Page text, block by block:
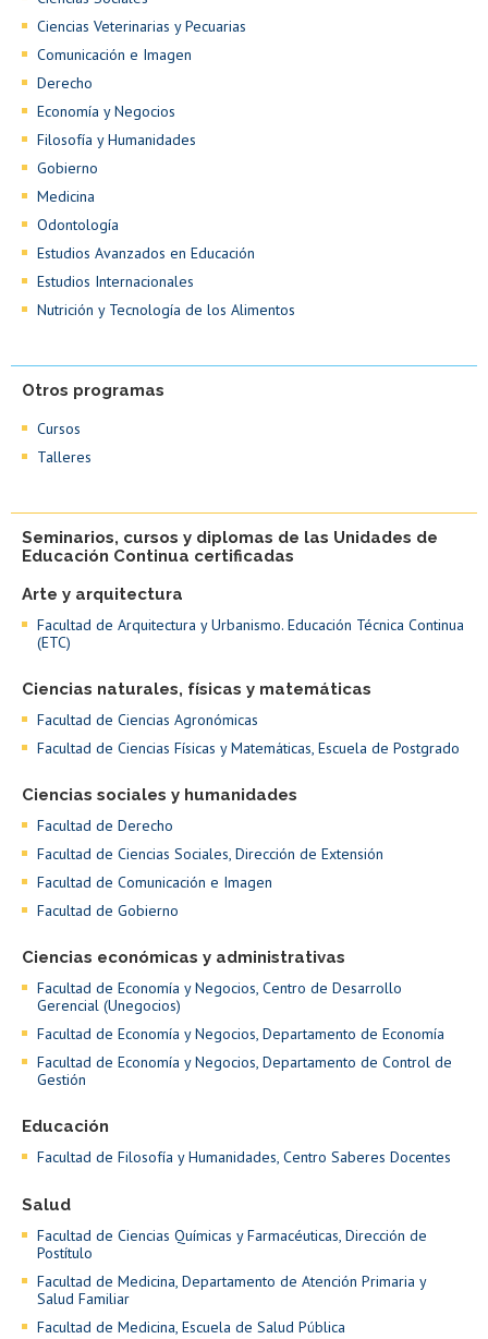
Ciencias Veterinarias y Pecuarias
Comunicación e Imagen
Derecho
Economía y Negocios
Filosofía y Humanidades
Gobierno
Medicina
Odontología
Estudios Avanzados en Educación
Estudios Internacionales
Nutrición y Tecnología de los Alimentos
Otros programas
Cursos
Talleres
Seminarios, cursos y diplomas de las Unidades de
Educación Continua certificadas
Arte y arquitectura
Facultad de Arquitectura y Urbanismo. Educación Técnica Continua
(ETC)
Ciencias naturales, físicas y matemáticas
Facultad de Ciencias Agronómicas
Facultad de Ciencias Físicas y Matemáticas, Escuela de Postgrado
Ciencias sociales y humanidades
Facultad de Derecho
Facultad de Ciencias Sociales, Dirección de Extensión
Facultad de Comunicación e Imagen
Facultad de Gobierno
Ciencias económicas y administrativas
Facultad de Economía y Negocios, Centro de Desarrollo
Gerencial (Unegocios)
Facultad de Economía y Negocios, Departamento de Economía
Facultad de Economía y Negocios, Departamento de Control de
Gestión
Educación
Facultad de Filosofía y Humanidades, Centro Saberes Docentes
Salud
Facultad de Ciencias Químicas y Farmacéuticas, Dirección de
Postítulo
Facultad de Medicina, Departamento de Atención Primaria y
Salud Familiar
Facultad de Medicina, Escuela de Salud Pública